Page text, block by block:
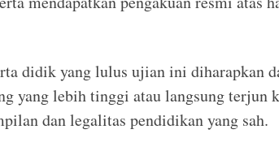
didik yang lulus ujian ini diharapkan
yang lebih tinggi atau langsung terjun
dan legalitas pendidikan yang sah.